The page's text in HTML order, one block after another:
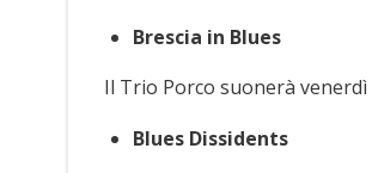
Brescia in Blues
Il Trio Porco suonerà venerdì
Blues Dissidents